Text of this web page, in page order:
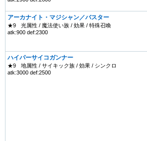
アーカナイト・マジシャン／バスター
★9
光属性 / 魔法使い族 / 効果 / 特殊召喚
atk:900 def:2300
ハイパーサイコガンナー
★9
地属性 / サイキック族 / 効果 / シンクロ
atk:3000 def:2500